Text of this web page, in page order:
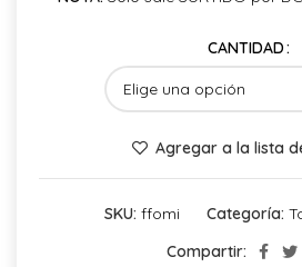
CANTIDAD
Agregar a la lista
SKU: ffomi Categoría:
Compartir: